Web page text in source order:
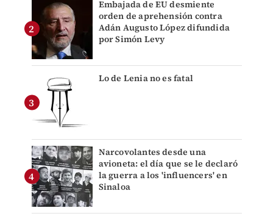
Embajada de EU desmiente
orden de aprehensión contra
Adán Augusto López difundida
por Simón Levy
Lo de Lenia no es fatal
Narcovolantes desde una
avioneta: el día que se le declaró
la guerra a los 'influencers' en
Sinaloa